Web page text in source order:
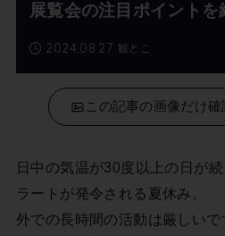
観とこ
2024.08.27
展覧会の注目ポイントを
この記事の画像だけ確
日中の気温が30度以上の日が
ラートが発令される夏休み。
外での長時間の活動は厳しい